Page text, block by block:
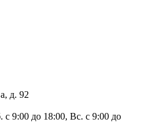
д. 92
9:00 до 18:00, Вс. с 9:00 до